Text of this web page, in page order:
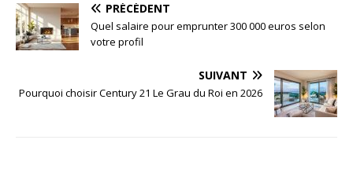
PRÉCÉDENT
Quel salaire pour emprunter 300 000 euros selon
votre profil
SUIVANT
Pourquoi choisir Century 21 Le Grau du Roi en 2026